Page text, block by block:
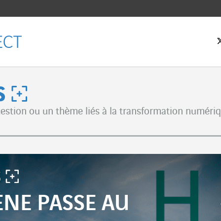
ou un thème liés à la transformation
PASSE AU